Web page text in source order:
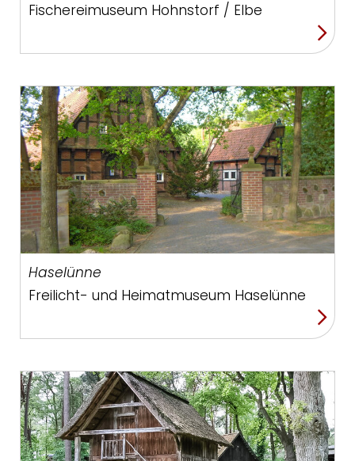
Fischereimuseum Hohnstorf / Elbe
Haselünne
Freilicht- und Heimatmuseum Haselünne